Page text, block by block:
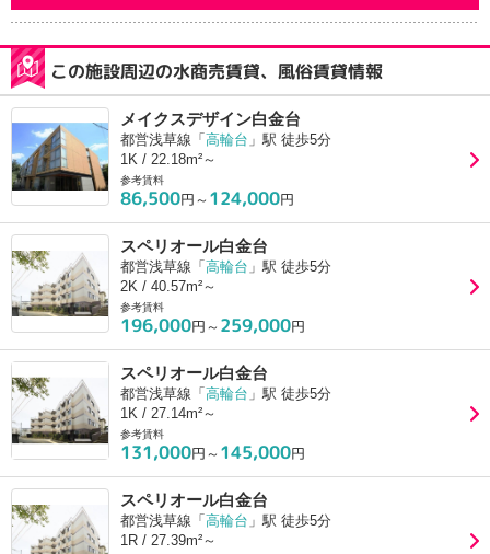
この施設周辺の水商売賃貸、風俗賃貸情報
メイクスデザイン白金台
都営浅草線「 高輪台 」駅 徒歩5分
1K / 22.18m²～
参考賃料
86,500円～ 124,000円
スペリオール白金台
都営浅草線「 高輪台 」駅 徒歩5分
2K / 40.57m²～
参考賃料
196,000円～ 259,000円
スペリオール白金台
都営浅草線「 高輪台 」駅 徒歩5分
1K / 27.14m²～
参考賃料
131,000円～ 145,000円
スペリオール白金台
都営浅草線「 高輪台 」駅 徒歩5分
1R / 27.39m²～